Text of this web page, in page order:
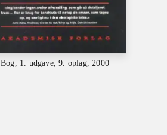
Bog, 1. udgave, 9. oplag, 2000